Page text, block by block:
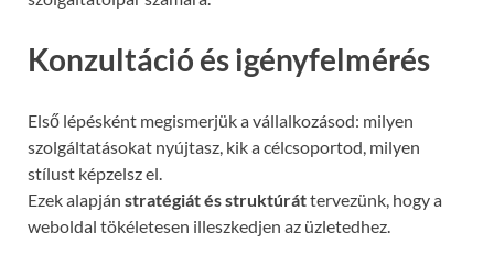
Konzultáció és igényfelmérés
Első lépésként megismerjük a vállalkozásod: milyen
szolgáltatásokat nyújtasz, kik a célcsoportod, milyen
stílust képzelsz el.
Ezek alapján stratégiát és struktúráttervezünk, hogy a
weboldal tökéletesen illeszkedjen az üzletedhez.